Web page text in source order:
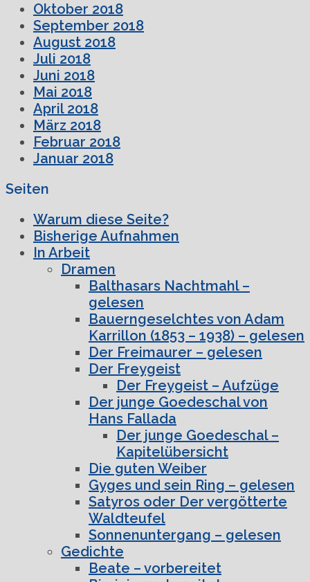
Oktober 2018
September 2018
August 2018
Juli 2018
Juni 2018
Mai 2018
April 2018
März 2018
Februar 2018
Januar 2018
Seiten
Warum diese Seite?
Bisherige Aufnahmen
In Arbeit
Dramen
Balthasars Nachtmahl –
gelesen
Bauerngeselchtes von Adam
Karrillon (1853 – 1938) – gelesen
Der Freimaurer – gelesen
Der Freygeist
Der Freygeist – Aufzüge
Der junge Goedeschal von
Hans Fallada
Der junge Goedeschal –
Kapitelübersicht
Die guten Weiber
Gyges und sein Ring – gelesen
Satyros oder Der vergötterte
Waldteufel
Sonnenuntergang – gelesen
Gedichte
Beate – vorbereitet